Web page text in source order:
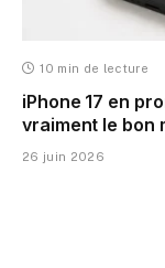
10 min de lecture
iPhone 17 en
vraiment le bon
26 juin 2026